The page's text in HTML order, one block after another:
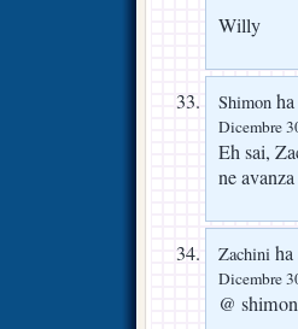
Willy
Shimon
Dicembre
Eh sai,
ne
Zachini
Dicembre
@ shimon